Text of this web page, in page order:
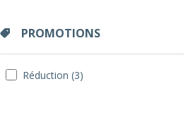
PROMOTIONS
Réduction (3)